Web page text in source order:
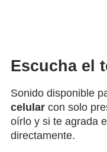
Escucha el
Sonido disponible
celular con solo
oírlo y si te agrada
directamente.